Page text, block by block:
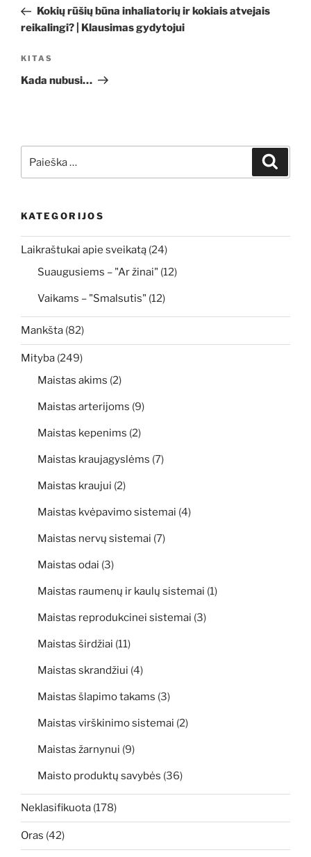
įrašų
įrašasKokių rūšių būna inhaliatorių ir kokiais atvejais
reikalingi? | Klausimas gydytojui
Kitas
įrašas
KITAS
Kada nubusi…
KATEGORIJOS
Laikraštukai apie sveikatą (24)
Suaugusiems – "Ar žinai" (12)
Vaikams – "Smalsutis" (12)
Mankšta (82)
Mityba (249)
Maistas akims (2)
Maistas arterijoms (9)
Maistas kepenims (2)
Maistas kraujagyslėms (7)
Maistas kraujui (2)
Maistas kvėpavimo sistemai (4)
Maistas nervų sistemai (7)
Maistas odai (3)
Maistas raumenų ir kaulų sistemai (1)
Maistas reprodukcinei sistemai (3)
Maistas širdžiai (11)
Maistas skrandžiui (4)
Maistas šlapimo takams (3)
Maistas virškinimo sistemai (2)
Maistas žarnynui (9)
Maisto produktų savybės (36)
Neklasifikuota (178)
Oras (42)